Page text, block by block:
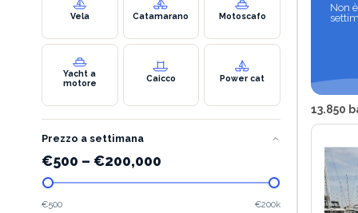
Vela Catamarano Motoscafo
Yacht a
motore
Caicco Power cat
Prezzo a settimana
€500 – €200,000
€500 €200k
Non
13.850